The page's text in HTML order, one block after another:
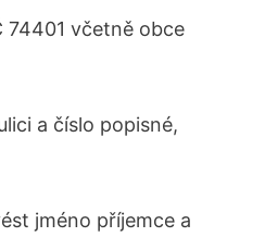
74401 včetně obce
a číslo popisné,
jméno příjemce a